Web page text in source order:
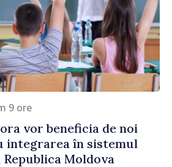
9 ore
vor beneficia de noi
în sistemul
Moldova